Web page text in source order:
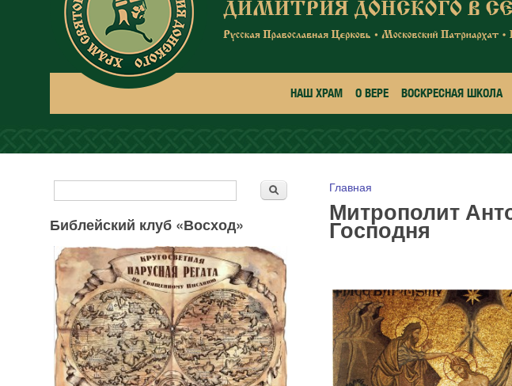
НАШ ХРАМ О ВЕРЕ ВОСКРЕСНАЯ ШКОЛА
Вы здесь
Главная
Митрополит
Господня
Форма поиска
Библейский клуб «Восход»